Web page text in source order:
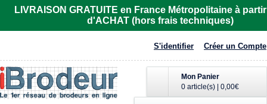
LIVRAISON GRATUITE en France Métropolitaine à
d'ACHAT (hors frais techniques)
S'identifier Créer un Compte
Mon Panier
0 article(s)
0,00€
R6615
Imprimer dès